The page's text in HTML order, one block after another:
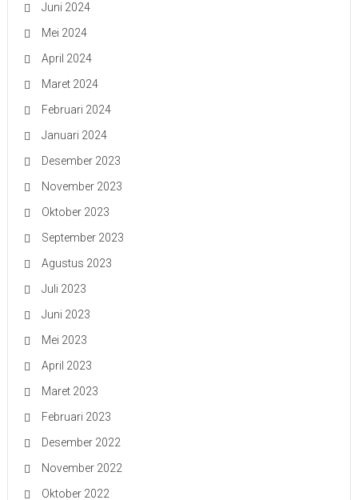
Juni 2024
Mei 2024
April 2024
Maret 2024
Februari 2024
Januari 2024
Desember 2023
November 2023
Oktober 2023
September 2023
Agustus 2023
Juli 2023
Juni 2023
Mei 2023
April 2023
Maret 2023
Februari 2023
Desember 2022
November 2022
Oktober 2022